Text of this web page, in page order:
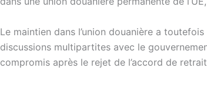
Le maintien dans l’union douanière a
discussions multipartites avec le
compromis après le rejet de l’accord de